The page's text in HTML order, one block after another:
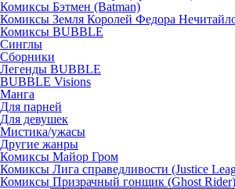
Комиксы Бэтмен (Batman)
Комиксы Земля Королей Федора
Комиксы BUBBLE
Синглы
Сборники
Легенды BUBBLE
BUBBLE Visions
Манга
Для парней
Для девушек
Мистика/ужасы
Другие жанры
Комиксы Майор Гром
Комиксы Лига справедливости (Justice
Комиксы Призрачный гонщик (Ghost Rider)